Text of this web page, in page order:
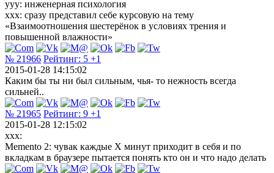
ууу: инженерная психология
ххх: сразу представил себе курсовую на тему
«Взаимоотношения шестерёнок в условиях трения и
повышенной влажности»
№ 21966 Рейтинг: 5 +1
2015-01-28 14:15:02
Каким бы ты ни был сильным, чья- то нежность всегда
сильней..
№ 21965 Рейтинг: 9 +1
2015-01-28 12:15:02
xxx:
Memento 2: чувак каждые Х минут приходит в себя и по
вкладкам в браузере пытается понять кто он и что надо делать